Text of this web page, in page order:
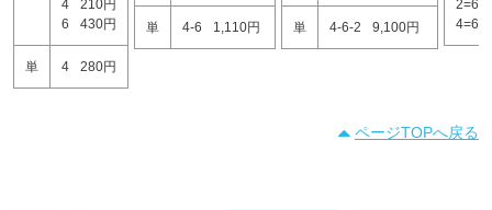
4
210円
6
430円
単 4 280円
単 4-6 1,110円 単 4-6-2 9,100円
2=6
4=6
ページTOPへ戻る